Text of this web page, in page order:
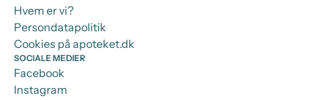
Hvem er vi?
Persondatapolitik
Cookies på apoteket.dk
SOCIALE MEDIER
Facebook
Instagram